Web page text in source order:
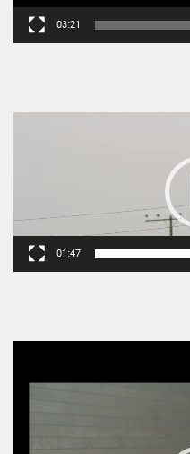
03:21
01:47